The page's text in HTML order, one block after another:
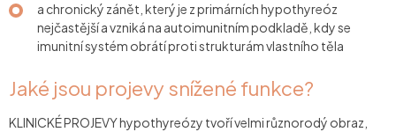
a chronický zánět, který je z primárních hypothyreóz
nejčastější a vzniká na autoimunitním podkladě, kdy se
imunitní systém obrátí proti strukturám vlastního těla
Jaké jsou projevy snížené funkce?
KLINICKÉ PROJEVY hypothyreózy tvoří velmi různorodý obraz,